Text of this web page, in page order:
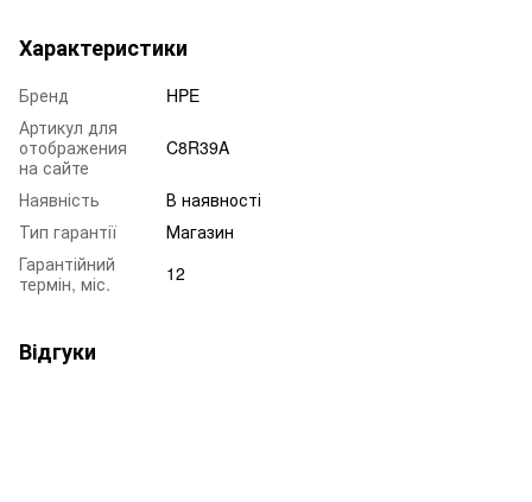
Характеристики
Бренд
HPE
Артикул для
отображения
на сайте
C8R39A
Наявність
В наявності
Тип гарантії
Магазин
Гарантійний
термін, міс.
12
Відгуки